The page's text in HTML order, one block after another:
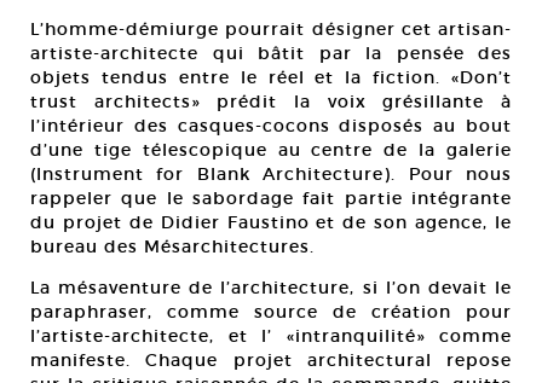
L’homme-démiurge pourrait désigner cet artisan-
artiste-architecte qui bâtit par la pensée des
objets tendus entre le réel et la fiction. «Don’t
trust architects» prédit la voix grésillante à
l’intérieur des casques-cocons disposés au bout
d’une tige télescopique au centre de la galerie
(Instrument for Blank Architecture). Pour nous
rappeler que le sabordage fait partie intégrante
du projet de Didier Faustino et de son agence, le
bureau des Mésarchitectures.
La mésaventure de l’architecture, si l’on devait le
paraphraser, comme source de création pour
l’artiste-architecte, et l’ «intranquilité» comme
manifeste. Chaque projet architectural repose